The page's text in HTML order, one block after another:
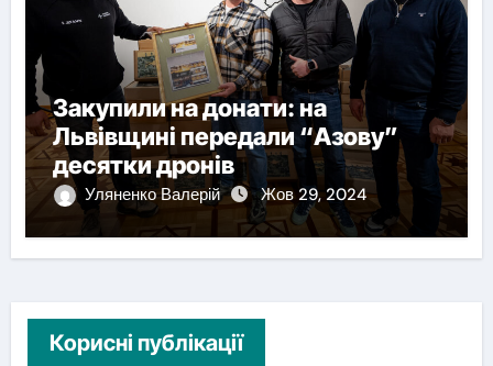
Закупили на донати: на
Львівщині передали “Азову”
десятки дронів
Уляненко Валерій Жов 29, 2024
Корисні публікації